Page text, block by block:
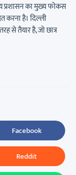
प्रशासन का मुख्य फोकस
करना है। दिल्ली
से तैयार है, जो छात्र
Facebook
Reddit